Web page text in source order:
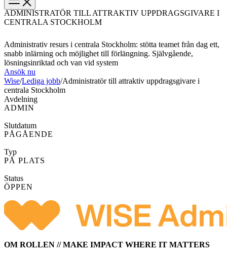
ADMINISTRATÖR TILL ATTRAKTIV UPPDRAGSGIVARE I
CENTRALA STOCKHOLM
Administrativ resurs i centrala Stockholm: stötta teamet från dag ett,
snabb inlärning och möjlighet till förlängning. Självgående,
lösningsinriktad och van vid system
Ansök nu
Wise/Lediga jobb/Administratör till attraktiv uppdragsgivare i
centrala Stockholm
Avdelning
ADMIN
Slutdatum
PÅGÅENDE
Typ
PÅ PLATS
Status
ÖPPEN
OM ROLLEN // MAKE IMPACT WHERE IT MATTERS